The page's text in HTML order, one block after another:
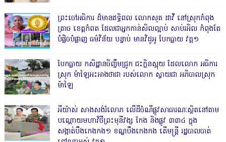
ព្រះចៅអធិការ ដ៏មានឥទ្ធិពល លោកសុត ដាវី នៅស្រុកកំពុង
ត្រាច ខេត្តកំពត ដែលជាអ្នកកាន់សិលល្អាប់ សាប់រអិល កំពុងតែ
បំផ្លិចបំផ្លាញ ធម៌វិន័យ បន្ទាប់ មានវិដូអូ បែកធ្លាយ វគ្គ១
បែកធ្លាយ កសិដ្ឋានចិញ្ចឹមជ្រូក ជះក្លិនស្អុយ ដែលលោក អធិការ
ស្រុក ម៉ាឡៃអះអាងថាជា របស់លោក ស្វាយជា អភិបាលស្រុក
ម៉ាឡៃ
អីយ៉ាស់ សាងសង់រំលោភ លើដីចំណីផ្លូវសាធារណៈស្ថិតនៅតាម
បណ្ដោយមហាវិថីព្រះមុនីវង្ស កែង និងផ្លូវ ៣៣៤ ក្នុង
សង្កាត់បឹងកេងកង១ ខណ្ឌបឹងកេងកង តើមន្ត្រី រដ្ឋបាលបាត់